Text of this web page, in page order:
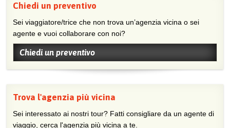
Chiedi un preventivo
Sei viaggiatore/trice che non trova un’agenzia vicina o sei
agente e vuoi collaborare con noi?
Chiedi un preventivo
Trova l'agenzia più vicina
Sei interessato ai nostri tour? Fatti consigliare da un agente di
viaggio, cerca l'agenzia più vicina a te.